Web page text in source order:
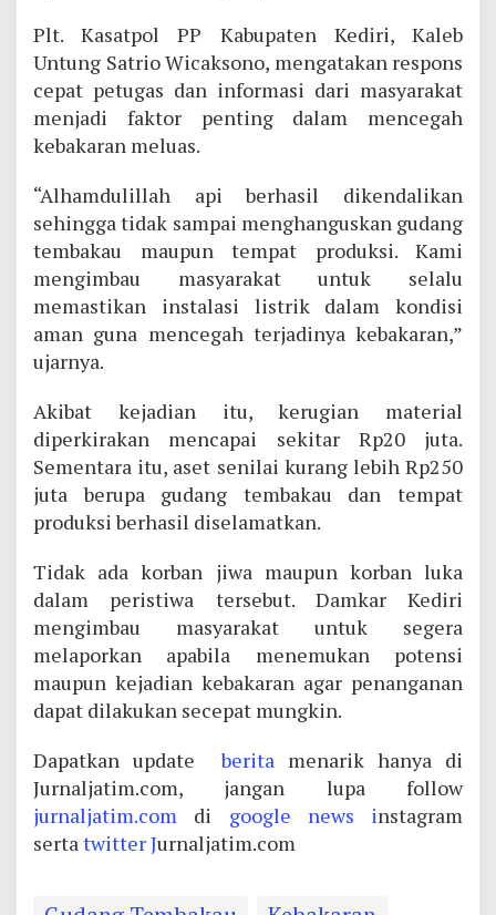
Plt. Kasatpol PP Kabupaten Kediri, Kaleb
Untung Satrio Wicaksono, mengatakan respons
cepat petugas dan informasi dari masyarakat
menjadi faktor penting dalam mencegah
kebakaran meluas.
“Alhamdulillah api berhasil dikendalikan
sehingga tidak sampai menghanguskan gudang
tembakau maupun tempat produksi. Kami
mengimbau masyarakat untuk selalu
memastikan instalasi listrik dalam kondisi
aman guna mencegah terjadinya kebakaran,”
ujarnya.
Akibat kejadian itu, kerugian material
diperkirakan mencapai sekitar Rp20 juta.
Sementara itu, aset senilai kurang lebih Rp250
juta berupa gudang tembakau dan tempat
produksi berhasil diselamatkan.
Tidak ada korban jiwa maupun korban luka
dalam peristiwa tersebut. Damkar Kediri
mengimbau masyarakat untuk segera
melaporkan apabila menemukan potensi
maupun kejadian kebakaran agar penanganan
dapat dilakukan secepat mungkin.
Dapatkan update
berita menarik hanya di
Jurnaljatim.com, jangan lupa follow
jurnaljatim.com di google news instagram
sertatwitter Jurnaljatim.com